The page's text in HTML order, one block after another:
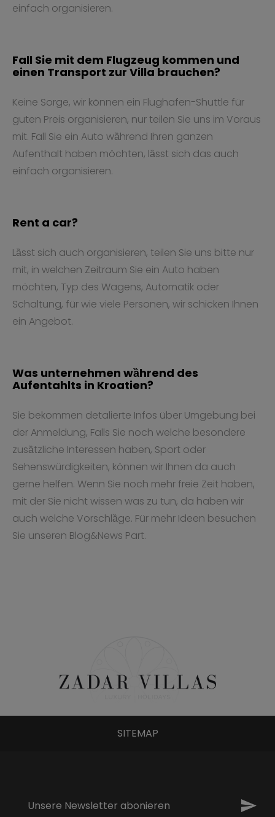
einfach organisieren.
Fall Sie mit dem Flugzeug kommen und
einen Transport zur Villa brauchen?
Keine Sorge, wir können ein Flughafen-Shuttle für
guten Preis organisieren, nur teilen Sie uns im Voraus
mit. Fall Sie ein Auto wȁhrend Ihren ganzen
Aufenthalt haben möchten, lȁsst sich das auch
einfach organisieren.
Rent a car?
Lȁsst sich auch organisieren, teilen Sie uns bitte nur
mit, in welchen Zeitraum Sie ein Auto haben
möchten, Typ des Wagens, Automatik oder
Schaltung, für wie viele Personen, wir schicken Ihnen
ein Angebot.
Was unternehmen wȁhrend des
Aufentahlts in Kroatien?
Sie bekommen detalierte Infos über Umgebung bei
der Anmeldung, Falls Sie noch welche besondere
zusȁtzliche Interessen haben, Sport oder
Sehenswürdigkeiten, können wir Ihnen da auch
gerne helfen. Wenn Sie noch mehr freie Zeit haben,
mit der Sie nicht wissen was zu tun, da haben wir
auch welche Vorschlȁge. Für mehr Ideen besuchen
Sie unseren Blog&News Part.
SITEMAP